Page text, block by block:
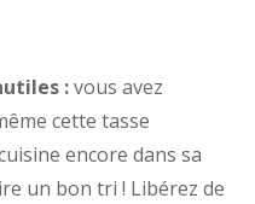
:vous avez
cette tasse
encore dans sa
un bon tri ! Libérez de